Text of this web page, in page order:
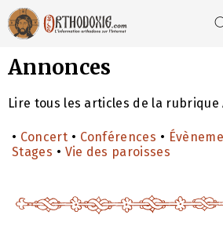
Aller
au
contenu
Annonces
Lire tous les articles de la rubrique
• Concert • Conférences •
Stages • Vie des paroisses